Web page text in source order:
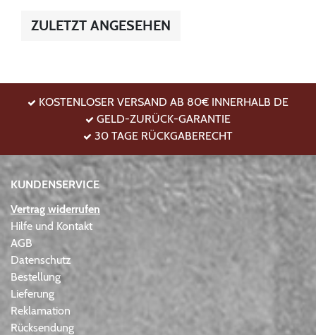
ZULETZT ANGESEHEN
KOSTENLOSER VERSAND AB 80€ INNERHALB DE
GELD-ZURÜCK-GARANTIE
30 TAGE RÜCKGABERECHT
KUNDENSERVICE
Vertrag widerrufen
Hilfe und Kontakt
AGB
Datenschutz
Bestellung
Lieferung
Reklamation
Rücksendung